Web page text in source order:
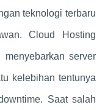
teknologi terbaru
Cloud Hosting
server
kelebihan tentunya
Saat salah